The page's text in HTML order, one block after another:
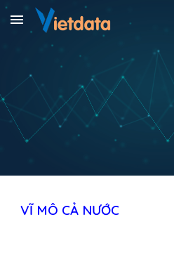
Skip to main content
VĨ MÔ CẢ NƯỚC